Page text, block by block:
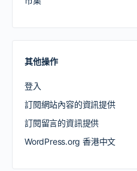
其他操作
登入
訂閱網站內容的資訊提供
訂閱留言的資訊提供
WordPress.org 香港中文